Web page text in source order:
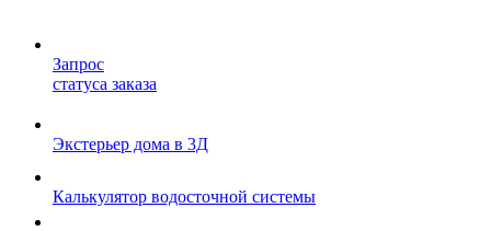
Запрос
статуса заказа
Экстерьер дома в 3Д
Калькулятор водосточной системы